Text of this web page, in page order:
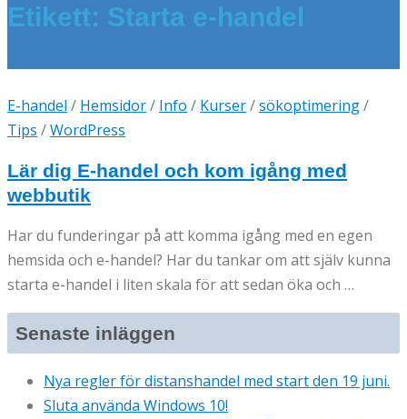
Etikett: Starta e-handel
E-handel / Hemsidor/ Info / Kurser/sökoptimering/
Tips /WordPress
Lär dig E-handel och kom igång med
webbutik
Har du funderingar på att komma igång med en egen
hemsida och e-handel? Har du tankar om att själv kunna
starta e-handel i liten skala för att sedan öka och …
Senaste inläggen
Nya regler för distanshandel med start den 19 juni.
Sluta använda Windows 10!